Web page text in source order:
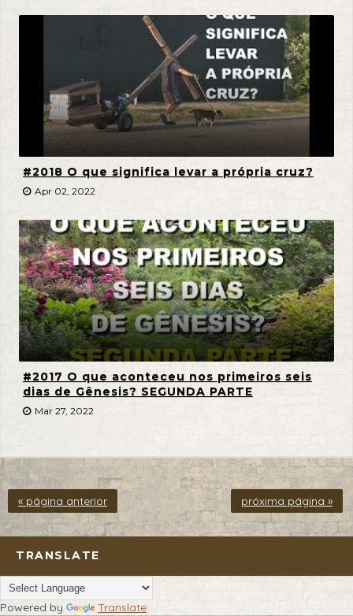
#2018 O que significa levar a própria cruz?
Apr 02, 2022
#2017 O que aconteceu nos primeiros seis
dias de Gênesis? SEGUNDA PARTE
Mar 27, 2022
« página anterior próxima página »
TRANSLATE
Powered by Translate